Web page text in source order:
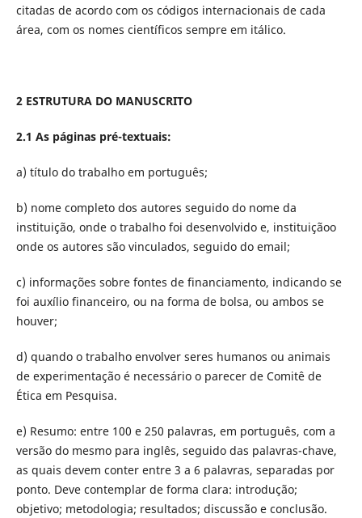
citadas de acordo com os códigos internacionais de cada
área, com os nomes cientí­ficos sempre em itálico.
2 ESTRUTURA DO MANUSCRITO
2.1 As páginas pré-textuais:
a) título do trabalho em português;
b) nome completo dos autores seguido do nome da
instituição, onde o trabalho foi desenvolvido e, instituiçãoo
onde os autores são vinculados, seguido do email;
c) informações sobre fontes de financiamento, indicando se
foi auxí­lio financeiro, ou na forma de bolsa, ou ambos se
houver;
d) quando o trabalho envolver seres humanos ou animais
de experimentação é necessário o parecer de Comitê de
Ética em Pesquisa.
e) Resumo: entre 100 e 250 palavras, em português, com a
versão do mesmo para inglês, seguido das palavras-chave,
as quais devem conter entre 3 a 6 palavras, separadas por
ponto. Deve contemplar de forma clara: introdução;
objetivo; metodologia; resultados; discussão e conclusão.